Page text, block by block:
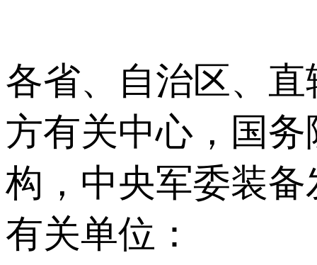
各省、自治区、
方有关中心，国
构，中央军委装
有关单位：